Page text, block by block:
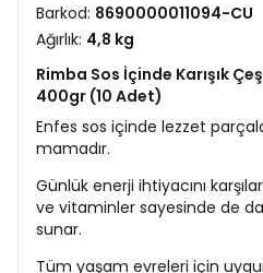
Barkod: 8690000011094-CU
Ağırlık: 4,8 kg
Rimba Sos İçinde Karışık
400gr (10 Adet)
Enfes sos içinde lezzet
mamadır.
Günlük enerji ihtiyacını
ve vitaminler sayesinde de
sunar.
Tüm yaşam evreleri için